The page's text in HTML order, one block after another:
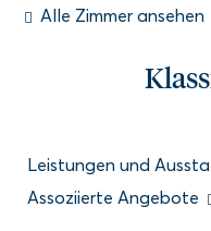
Alle Zimmer ansehen
Leistungen und
Assoziierte Angebote